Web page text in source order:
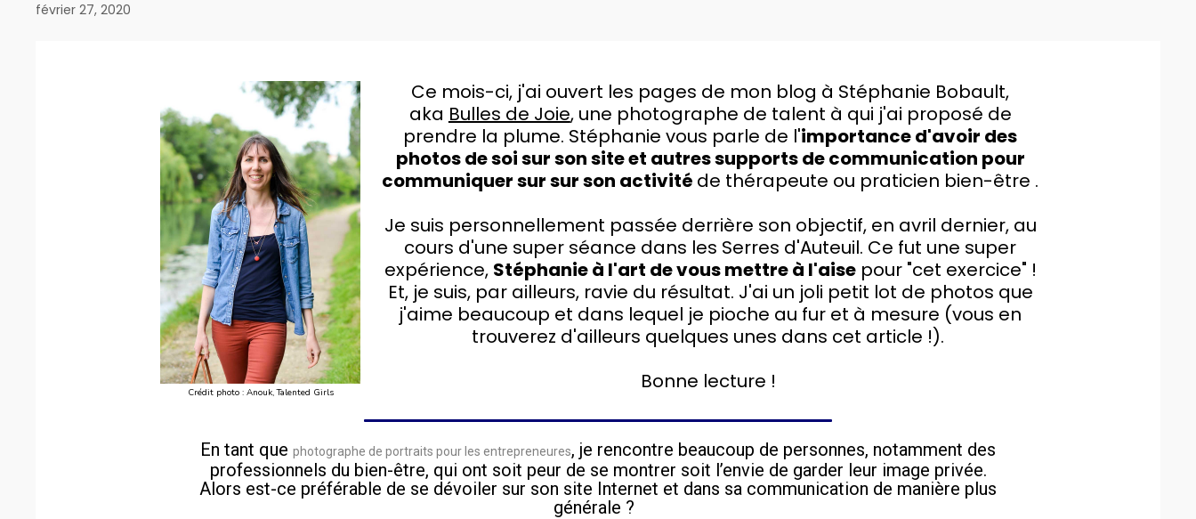
février 27, 2020
Crédit photo : Anouk, Talented Girls
Ce mois-ci, j'ai ouvert les pages de mon blog à Stéphanie Bobault,
aka Bulles de Joie, une photographe de talent à qui j'ai proposé de
prendre la plume. Stéphanie vous parle de l'importance d'avoir des
photos de soi sur son site et autres supports de communication pour
communiquer sur sur son activité de thérapeute ou praticien bien-être .
Je suis personnellement passée derrière son objectif, en avril dernier, au
cours d'une super séance dans les Serres d'Auteuil. Ce fut une super
expérience, Stéphanie à l'art de vous mettre à l'aisepour "cet exercice" !
Et, je suis, par ailleurs, ravie du résultat. J'ai un joli petit lot de photos que
j'aime beaucoup et dans lequel je pioche au fur et à mesure (vous en
trouverez d'ailleurs quelques unes dans cet article !).
Bonne lecture !
En tant que photographe de portraits pour les entrepreneures, je rencontre beaucoup de personnes, notamment des
professionnels du bien-être, qui ont soit peur de se montrer soit l’envie de garder leur image privée.
Alors est-ce préférable de se dévoiler sur son site Internet et dans sa communication de manière plus
générale ?